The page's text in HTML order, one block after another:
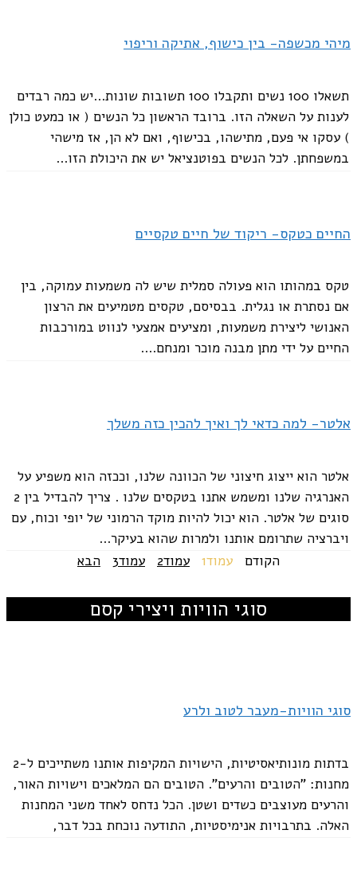
מיהי מכשפה- בין כישוף, אתיקה וריפוי
תשאלו 100 נשים ותקבלו 100 תשובות שונות...יש כמה רבדים
לענות על השאלה הזו. ברובד הראשון כל הנשים ( או כמעט כולן
) עסקו אי פעם, מתישהו, בכישוף, ואם לא הן, אז מישהי
במשפחתן. לכל הנשים בפוטנציאל יש את היכולת הזו...
החיים כטקס- ריקוד של חיים טקסיים
טקס במהותו הוא פעולה סמלית שיש לה משמעות עמוקה, בין
אם נסתרת או נגלית. בבסיסם, טקסים מטמיעים את הרצון
האנושי ליצירת משמעות, ומציעים אמצעי לנווט במורכבות
החיים על ידי מתן מבנה מוכר ומנחם....
אלטר- למה כדאי לך ואיך להכין כזה משלך
אלטר הוא ייצוג חיצוני של הכוונה שלנו, וככזה הוא משפיע על
האנרגיה שלנו ומשמש אתנו בטקסים שלנו . צריך להבדיל בין 2
סוגים של אלטר. הוא יכול להיות מוקד הרמוני של יופי וכוח, עם
ויברציה שתרומם אותנו ולמרות שהוא בעיקר...
הקודם
עמוד1 עמוד2 עמוד3 הבא
סוגי הוויות ויצירי קסם
סוגי הוויות-מעבר לטוב ולרע
בדתות מונותיאסיטיות, הישויות המקיפות אותנו משתייכים ל-2
מחנות: "הטובים והרעים". הטובים הם המלאכים וישויות האור,
והרעים מעוצבים כשדים ושטן. הכל נדחס לאחד משני המחנות
האלה. בתרבויות אנימיסטיות, התודעה נוכחת בכל דבר,